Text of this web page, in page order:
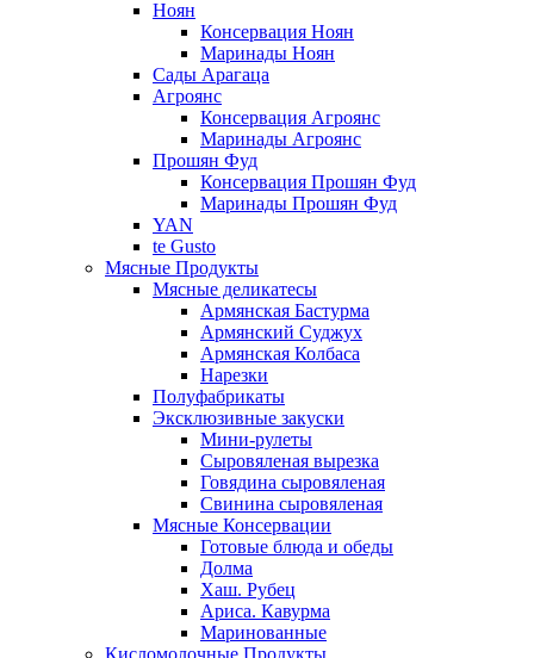
Ноян
Консервация Ноян
Маринады Ноян
Сады Арагаца
Агроянс
Консервация Агроянс
Маринады Агроянс
Прошян Фуд
Консервация Прошян Фуд
Маринады Прошян Фуд
YAN
te Gusto
Мясные Продукты
Мясные деликатесы
Армянская Бастурма
Армянский Суджух
Армянская Колбаса
Нарезки
Полуфабрикаты
Эксклюзивные закуски
Мини-рулеты
Сыровяленая вырезка
Говядина сыровяленая
Свинина сыровяленая
Мясные Консервации
Готовые блюда и обеды
Долма
Хаш. Рубец
Ариса. Кавурма
Маринованные
Кисломолочные Продукты